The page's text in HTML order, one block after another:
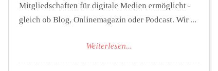
Mitgliedschaften für digitale Medien ermöglicht -
gleich ob Blog, Onlinemagazin oder Podcast. Wir ...
Weiterlesen...